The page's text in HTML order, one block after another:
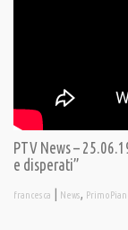
PTV News –
e disperati”
francesca | News,